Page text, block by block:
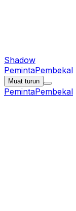
Shadow
PemintaPembekal
Muat turun
PemintaPembekal